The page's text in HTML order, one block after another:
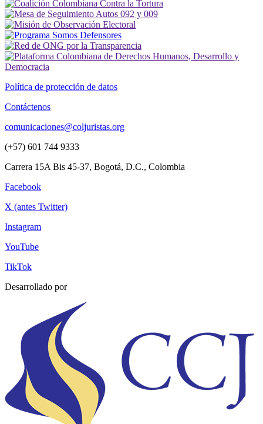
Política de protección de datos
Contáctenos
comunicaciones@coljuristas.org
(+57) 601 744 9333
Carrera 15A Bis 45-37, Bogotá, D.C., Colombia
Facebook
X (antes Twitter)
Instagram
YouTube
TikTok
Desarrollado por